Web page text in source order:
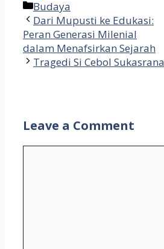
Share
Categories
Budaya
Dari Mupusti ke Edukasi:
Peran Generasi Milenial
dalam Menafsirkan Sejarah
Tragedi Si Cebol Sukasrana
Leave a Comment